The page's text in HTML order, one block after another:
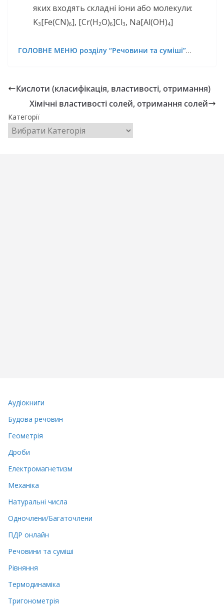
яких входять складні іони або молекули:
K3[Fe(CN)6], [Cr(H2O)6]Cl3, Na[Al(OH)4]
ГОЛОВНЕ МЕНЮ розділу “Речовини та суміші”…
Кислоти (класифікація, властивості, отримання)
Хімічні властивості солей, отримання солей
Категорії
Аудіокниги
Будова речовин
Геометрія
Дроби
Електромагнетизм
Механіка
Натуральні числа
Одночлени/Багаточлени
ПДР онлайн
Речовини та суміші
Рівняння
Термодинаміка
Тригонометрія